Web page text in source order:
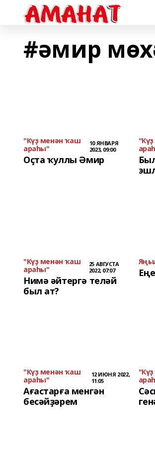
#әмир
"Күҙ менән ҡаш
араһы"
10 ЯНВАРЯ
2023, 09:00
Оҫта ҡуллы Әмир
"Күҙ менән ҡаш
араһы"
25 АВГУСТА
2022, 07:07
Нимә әйтергә теләй
был ат?
"Күҙ менән ҡаш
араһы"
12 ИЮНЯ 2022,
11:05
Ағастарға менгән
бесәйҙәрем